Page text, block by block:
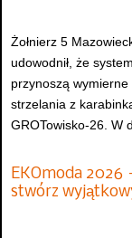
Żołnierz 5
udowodnił, że
przynoszą wymierne
strzelania z
GROTowisko-26. W
EKOmoda 2026
stwórz